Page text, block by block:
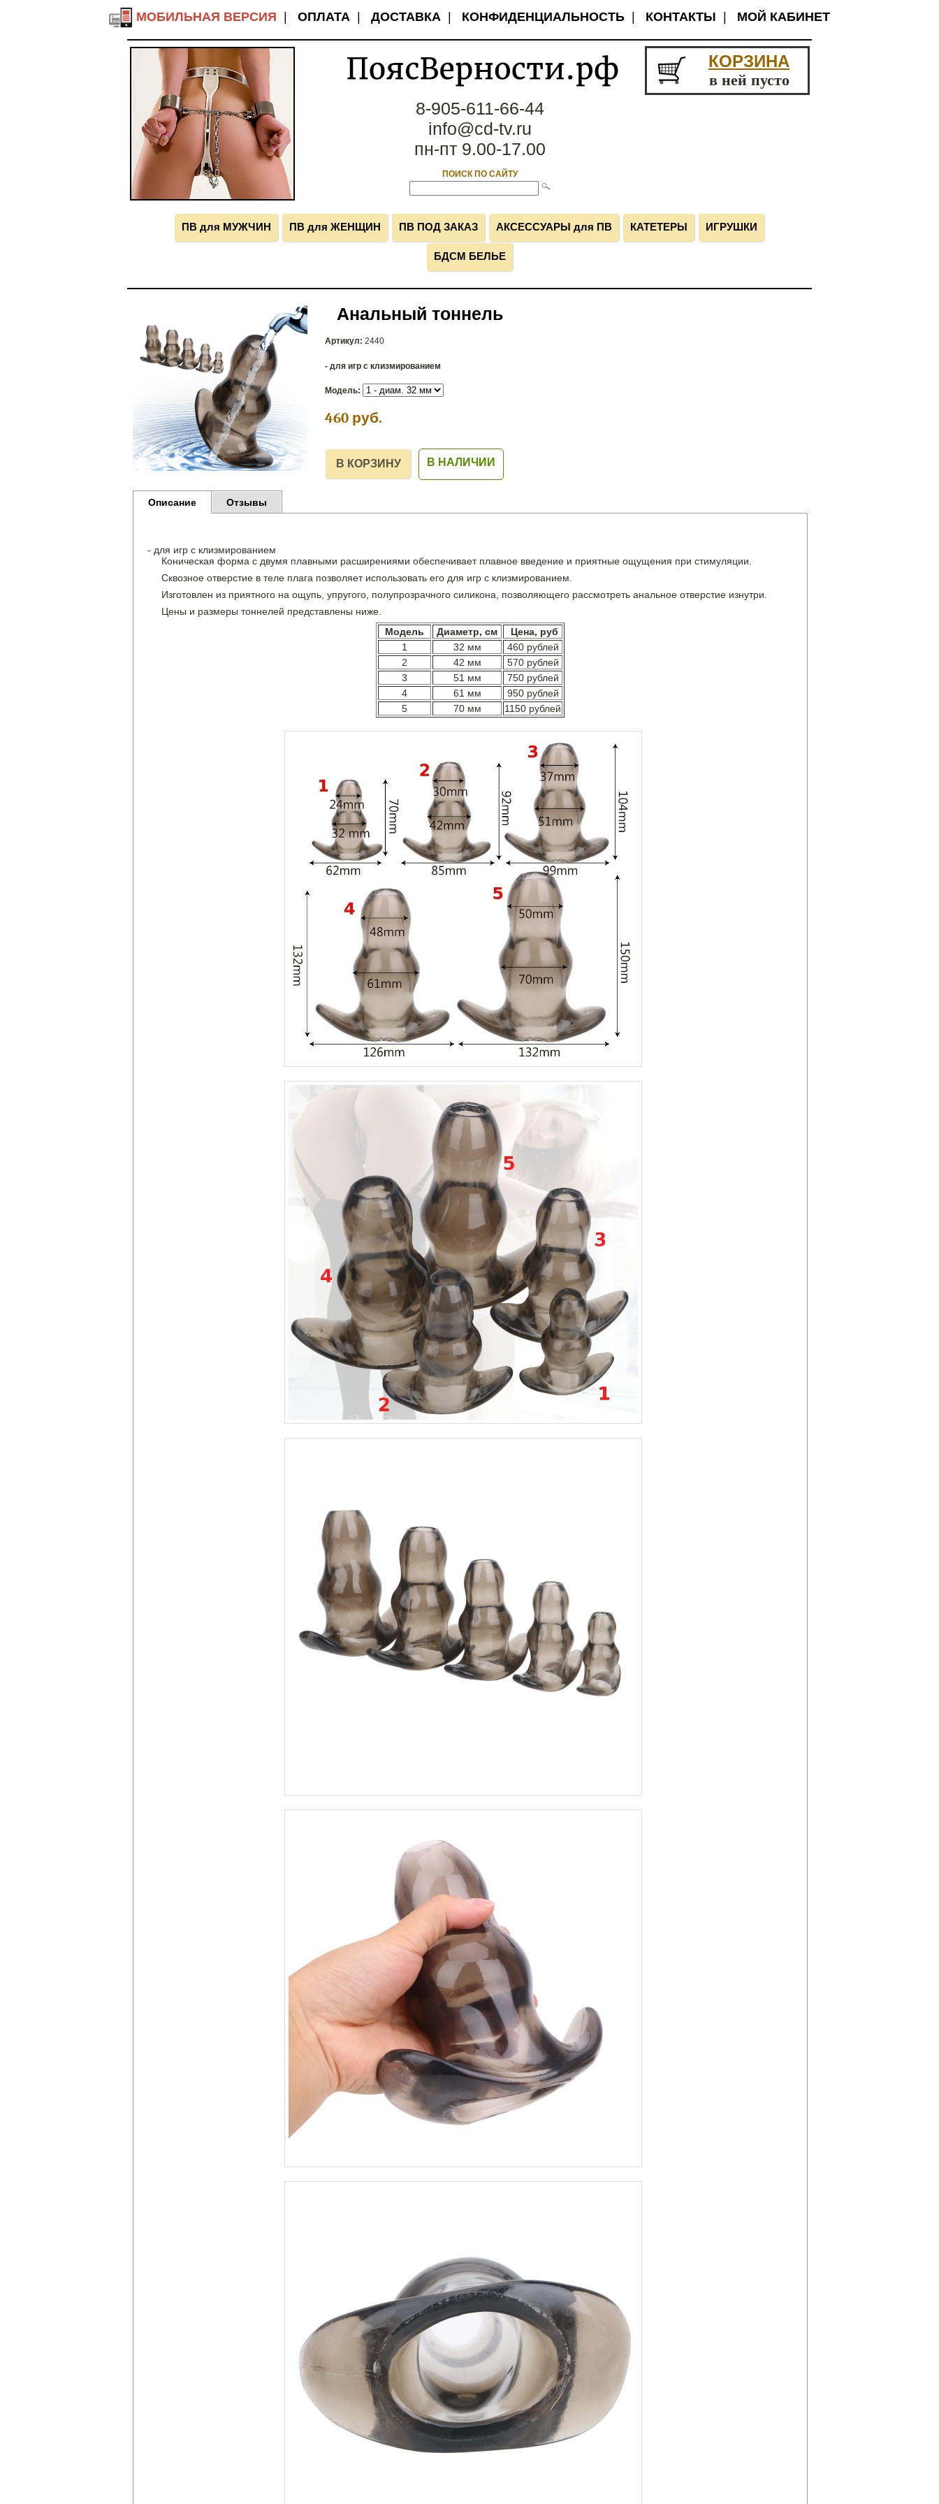
МОБИЛЬНАЯ ВЕРСИЯ |ОПЛАТА |ДОСТАВКА | КОНФИДЕНЦИАЛЬНОСТЬ | КОНТАКТЫ | МОЙ КАБИНЕТ
КОРЗИНА
в ней пусто
8-905-611-66-44
info@cd-tv.ru
пн-пт 9.00-17.00
ПОИСК ПО САЙТУ
ПВ для МУЖЧИН ПВ для ЖЕНЩИН ПВ ПОД ЗАКАЗ АКСЕССУАРЫ для ПВ КАТЕТЕРЫ ИГРУШКИ
БДСМ БЕЛЬЕ
Анальный тоннель
Артикул: 2440
- для игр с клизмированием
Модель:
460 руб.
В НАЛИЧИИ
Описание Отзывы
- для игр с клизмированием
Коническая форма с двумя плавными расширениями обеспечивает плавное введение и приятные ощущения при стимуляции.
Сквозное отверстие в теле плага позволяет использовать его для игр с клизмированием.
Изготовлен из приятного на ощупь, упругого, полупрозрачного силикона, позволяющего рассмотреть анальное отверстие изнутри.
Цены и размеры тоннелей представлены ниже.
Модель
Диаметр, см
Цена, руб
1
32 мм
460 рублей
2
42 мм
570 рублей
3
51 мм
750 рублей
4
61 мм
950 рублей
5
70 мм 1150 рублей